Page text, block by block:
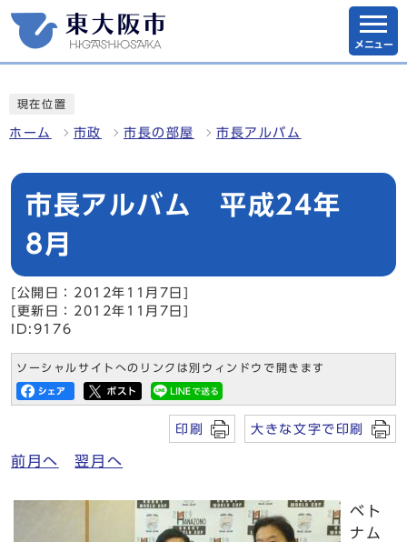
メニュー
現在位置
ホーム 市政 市長の部屋 市長アルバム
市長アルバム 平成24年
8月
[公開日：2012年11月7日]
[更新日：2012年11月7日]
ID:9176
ソーシャルサイトへのリンクは別ウィンドウで開きます
印刷 大きな文字で印刷
前月へ 翌月へ
ベト
ナム